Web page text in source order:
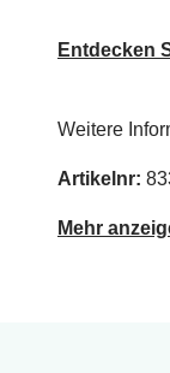
Entdecken
Weitere
Artikelnr:
Mehr